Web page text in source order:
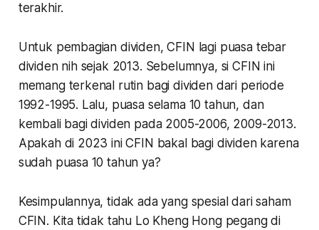
terakhir.
Untuk pembagian dividen, CFIN lagi puasa tebar
dividen nih sejak 2013. Sebelumnya, si CFIN ini
memang terkenal rutin bagi dividen dari periode
1992-1995. Lalu, puasa selama 10 tahun, dan
kembali bagi dividen pada 2005-2006, 2009-2013.
Apakah di 2023 ini CFIN bakal bagi dividen karena
sudah puasa 10 tahun ya?
Kesimpulannya, tidak ada yang spesial dari saham
CFIN. Kita tidak tahu Lo Kheng Hong pegang di